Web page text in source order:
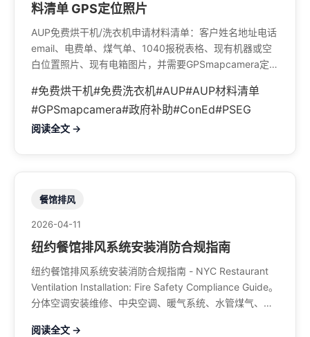
料清单 GPS定位照片
AUP免费烘干机/洗衣机申请材料清单：客户姓名地址电话
email、电费单、煤气单、1040报税表格、现有机器或空
白位置照片、现有电箱图片，并需要GPSmapcamera定位
#免费烘干机#免费洗衣机#AUP#AUP材料清单
#GPSmapcamera#政府补助#ConEd#PSEG
阅读全文 →
餐馆排风
2026-04-11
纽约餐馆排风系统安装消防合规指南
纽约餐馆排风系统安装消防合规指南 - NYC Restaurant
Ventilation Installation: Fire Safety Compliance Guide。
分体空调安装维修、中央空调、暖气系统、水管煤气、餐
阅读全文 →